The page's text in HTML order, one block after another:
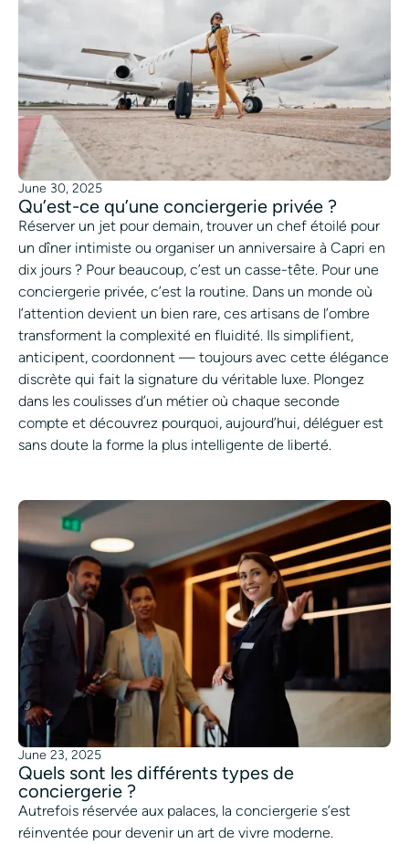
June 30, 2025
Qu’est-ce qu’une conciergerie privée ?
Réserver un jet pour demain, trouver un chef étoilé pour
un dîner intimiste ou organiser un anniversaire à Capri en
dix jours ? Pour beaucoup, c’est un casse-tête. Pour une
conciergerie privée, c’est la routine. Dans un monde où
l’attention devient un bien rare, ces artisans de l’ombre
transforment la complexité en fluidité. Ils simplifient,
anticipent, coordonnent — toujours avec cette élégance
discrète qui fait la signature du véritable luxe. Plongez
dans les coulisses d’un métier où chaque seconde
compte et découvrez pourquoi, aujourd’hui, déléguer est
sans doute la forme la plus intelligente de liberté.
June 23, 2025
Quels sont les différents types de
conciergerie ?
Autrefois réservée aux palaces, la conciergerie s’est
réinventée pour devenir un art de vivre moderne.